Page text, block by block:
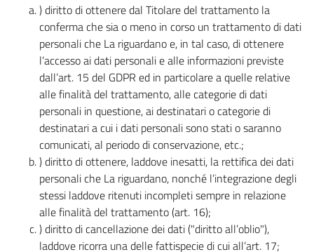
) diritto di ottenere dal Titolare del trattamento la
conferma che sia o meno in corso un trattamento di dati
personali che La riguardano e, in tal caso, di ottenere
l’accesso ai dati personali e alle informazioni previste
dall’art. 15 del GDPR ed in particolare a quelle relative
alle finalità del trattamento, alle categorie di dati
personali in questione, ai destinatari o categorie di
destinatari a cui i dati personali sono stati o saranno
comunicati, al periodo di conservazione, etc.;
) diritto di ottenere, laddove inesatti, la rettifica dei dati
personali che La riguardano, nonché l’integrazione degli
stessi laddove ritenuti incompleti sempre in relazione
alle finalità del trattamento (art. 16);
) diritto di cancellazione dei dati ("diritto all’oblio"),
laddove ricorra una delle fattispecie di cui all’art. 17;